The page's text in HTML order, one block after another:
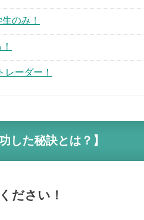
のみ！
ーダー！
した秘訣とは？】
ださい！